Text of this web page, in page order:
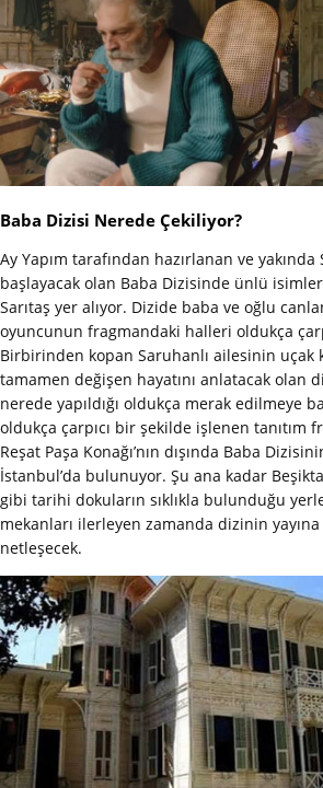
Baba Dizisi Nerede Çekiliyor?
Ay Yapım tarafından hazırlanan ve
başlayacak olan Baba Dizisinde ünlü
Sarıtaş yer alıyor. Dizide baba ve oğlu
oyuncunun fragmandaki halleri oldukça
Birbirinden kopan Saruhanlı ailesinin uçak
tamamen değişen hayatını anlatacak olan
nerede yapıldığı oldukça merak edilmeye
oldukça çarpıcı bir şekilde işlenen tanıtım
Reşat Paşa Konağı’nın dışında Baba
İstanbul’da bulunuyor. Şu ana kadar
gibi tarihi dokuların sıklıkla bulunduğu
mekanları ilerleyen zamanda dizinin
netleşecek.